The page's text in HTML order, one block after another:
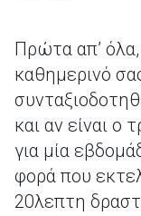
Πρώτα απ’
καθημερινό
και αν είναι ο
για μία
φορά που
20λεπτη